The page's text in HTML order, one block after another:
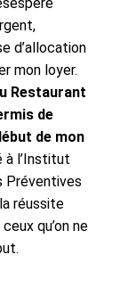
d’allocation
mon loyer.
Restaurant
de
de mon
à l’Institut
Préventives
réussite
qu’on ne